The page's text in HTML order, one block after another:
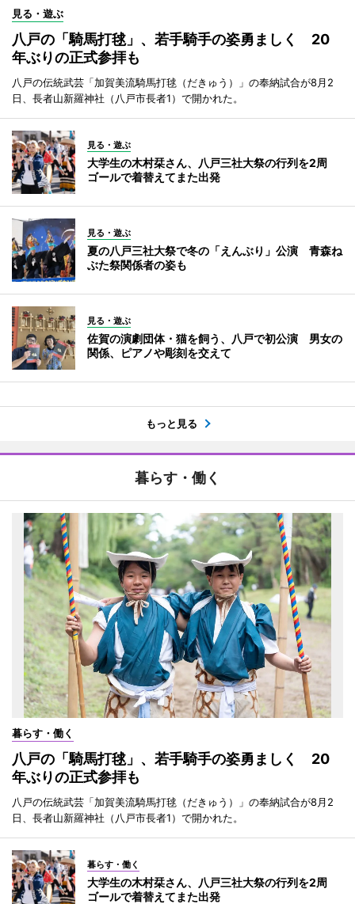
見る・遊ぶ
八戸の「騎馬打毬」、若手騎手の姿勇ましく 20
年ぶりの正式参拝も
八戸の伝統武芸「加賀美流騎馬打毬（だきゅう）」の奉納試合が8月2
日、長者山新羅神社（八戸市長者1）で開かれた。
見る・遊ぶ
大学生の木村栞さん、八戸三社大祭の行列を2周
ゴールで着替えてまた出発
見る・遊ぶ
夏の八戸三社大祭で冬の「えんぶり」公演 青森ね
ぶた祭関係者の姿も
見る・遊ぶ
佐賀の演劇団体・猫を飼う、八戸で初公演 男女の
関係、ピアノや彫刻を交えて
もっと見る
暮らす・働く
暮らす・働く
八戸の「騎馬打毬」、若手騎手の姿勇ましく 20
年ぶりの正式参拝も
八戸の伝統武芸「加賀美流騎馬打毬（だきゅう）」の奉納試合が8月2
日、長者山新羅神社（八戸市長者1）で開かれた。
暮らす・働く
大学生の木村栞さん、八戸三社大祭の行列を2周
ゴールで着替えてまた出発